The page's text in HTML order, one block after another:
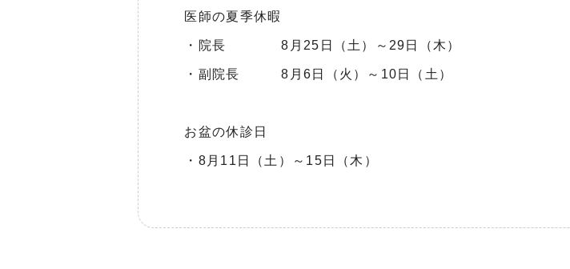
医師の夏季休暇
・院長 8月25日（土）～29日（木）
・副院長 8月6日（火）～10日（土）
お盆の休診日
・8月11日（土）～15日（木）